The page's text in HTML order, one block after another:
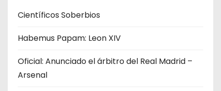
r
a
a
Científicos Soberbios
Habemus Papam: Leon XIV
Oficial: Anunciado el árbitro del Real Madrid –
Arsenal